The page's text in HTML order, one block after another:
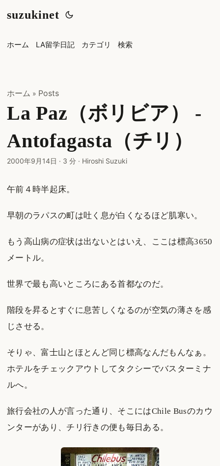
suzukinet
ホーム LA留学日記 カテゴリ 検索
ホーム » Posts
La Paz（ボリビア） -
Antofagasta（チリ）
2000年9月14日 · 3 分 · Hiroshi Suzuki
午前４時半起床。
早朝のラパスの町は吐く息が白くなるほど肌寒い。
もう高山病の症状は出ないとはいえ、ここは標高3650
メートル。
世界で最も高いところにある首都なのだ。
階段を昇るとすぐに息苦しくなるのが空気の薄さを感
じさせる。
そりゃ、富士山とほとんど同じ標高なんだもんなぁ。
ホテルをチェックアウトしてタクシーでバスターミナ
ルへ。
旅行会社の人が言った通り、そこにはChile Busのカウ
ンターがあり、チリ行きの便も毎日ある。